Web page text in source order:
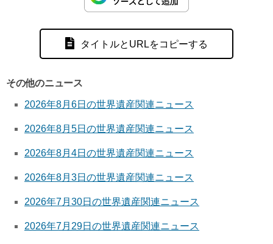
タイトルとURLをコピーする
その他のニュース
2026年8月6日の世界遺産関連ニュース
2026年8月5日の世界遺産関連ニュース
2026年8月4日の世界遺産関連ニュース
2026年8月3日の世界遺産関連ニュース
2026年7月30日の世界遺産関連ニュース
2026年7月29日の世界遺産関連ニュース